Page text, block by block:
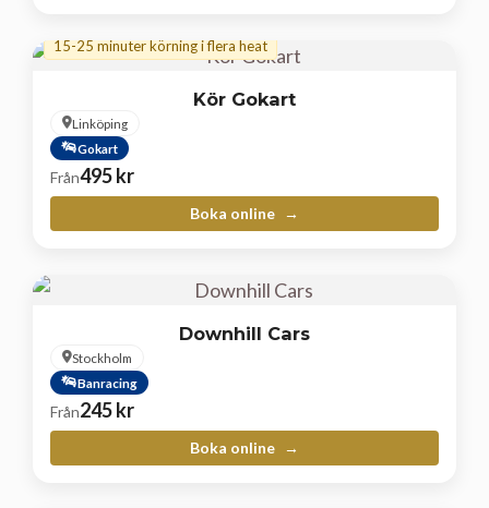
15-25 minuter körning i flera heat
Kör Gokart
Linköping
Gokart
Från495kr
Boka online
Downhill Cars
Stockholm
Banracing
Från245kr
Boka online